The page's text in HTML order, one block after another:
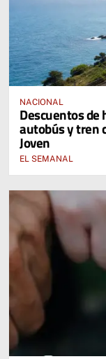
NACIONAL
Descuentos de
autobús y tren
Joven
EL SEMANAL